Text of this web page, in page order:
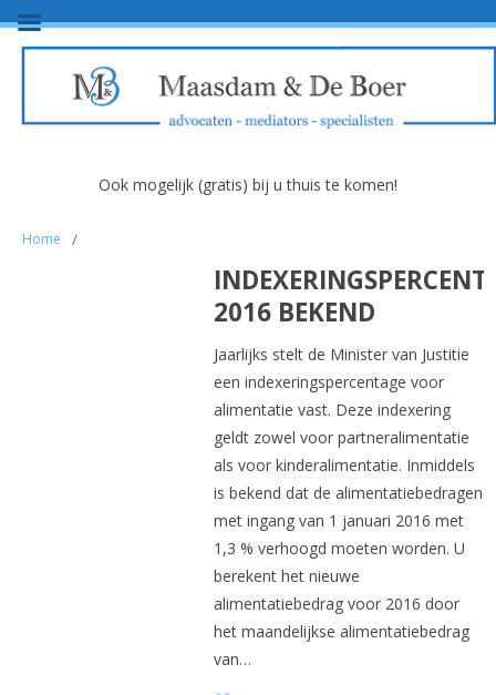
Ook mogelijk (gratis) bij u thuis te komen!
Home /
2016 BEKEND
Jaarlijks stelt de Minister van Justitie
een indexeringspercentage voor
alimentatie vast. Deze indexering
geldt zowel voor partneralimentatie
als voor kinderalimentatie. Inmiddels
is bekend dat de alimentatiebedragen
met ingang van 1 januari 2016 met
1,3 % verhoogd moeten worden. U
berekent het nieuwe
alimentatiebedrag voor 2016 door
het maandelijkse alimentatiebedrag
van…